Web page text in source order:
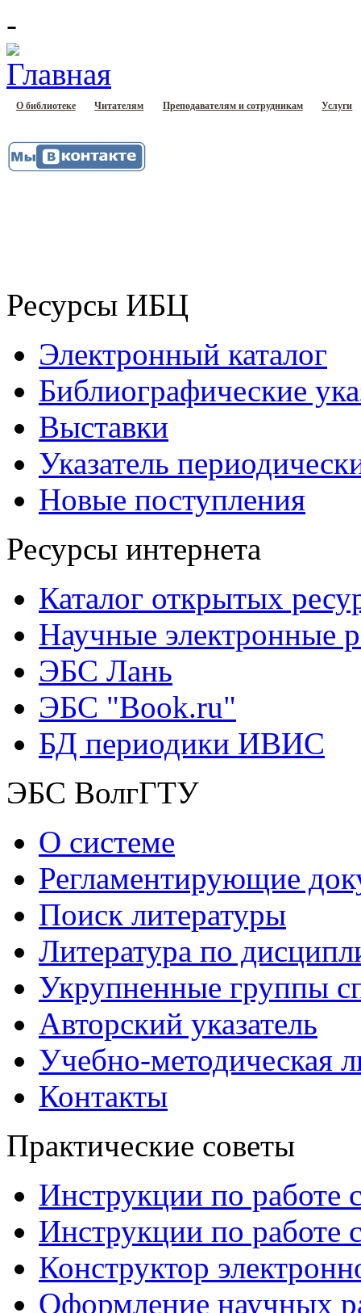
-
О библиотеке Читателям Преподавателям и сотрудникам Услуги
Ресурсы ИБЦ
Электронный каталог
Библиографические
Выставки
Указатель
Новые поступления
Ресурсы интернета
Каталог открытых
Научные электронные
ЭБС Лань
ЭБС "Book.ru"
БД периодики ИВИС
ЭБС ВолгГТУ
О системе
Регламентирующие
Поиск литературы
Литература по
Укрупненные группы
Авторский указатель
Учебно-методическая
Контакты
Практические советы
Инструкции по работе
Инструкции по работе
Конструктор
Оформление научных